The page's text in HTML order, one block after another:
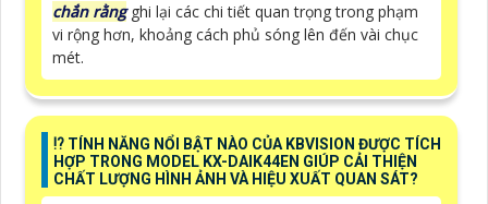
chắn rằngghi lại các chi tiết quan trọng trong phạm
vi rộng hơn, khoảng cách phủ sóng lên đến vài chục
mét.
⁉️ TÍNH NĂNG NỔI BẬT NÀO CỦA KBVISION ĐƯỢC TÍCH
HỢP TRONG MODEL KX-DAIK44EN GIÚP CẢI THIỆN
CHẤT LƯỢNG HÌNH ẢNH VÀ HIỆU XUẤT QUAN SÁT?